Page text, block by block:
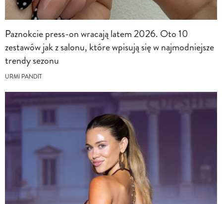
Paznokcie press-on wracają latem 2026. Oto 10
zestawów jak z salonu, które wpisują się w najmodniejsze
trendy sezonu
URMI PANDIT